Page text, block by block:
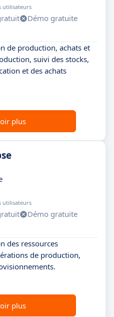
utilisateurs
Démo gratuite
de production, achats et
suivi des stocks,
et des achats
plus
utilisateurs
Démo gratuite
des ressources
de production,
plus